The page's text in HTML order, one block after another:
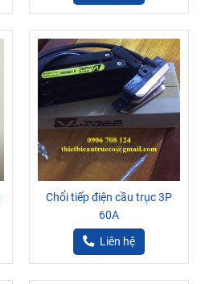
Chổi tiếp điện cầu trục 3P
60A
Liên hệ